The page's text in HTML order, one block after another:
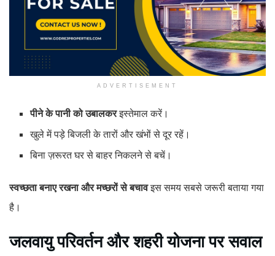
ADVERTISEMENT
पीने के पानी को उबालकरइस्तेमाल करें।
खुले में पड़े बिजली के तारों और खंभों से दूर रहें।
बिना ज़रूरत घर से बाहर निकलने से बचें।
स्वच्छता बनाए रखना और मच्छरों से बचावइस समय सबसे जरूरी बताया गया
है।
जलवायु परिवर्तन और शहरी योजना पर सवाल